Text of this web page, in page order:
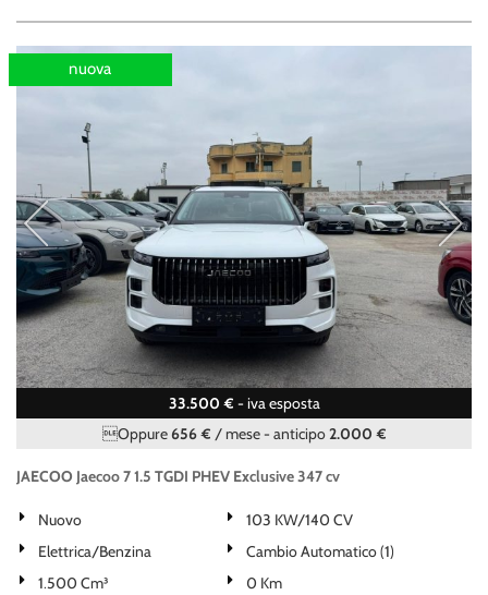
33.500 € - iva esposta
Oppure656 € / mese- anticipo2.000 €
nuova
JAECOO Jaecoo 7 1.5 TGDI PHEV Exclusive 347 cv
Nuovo
103 KW/140 CV
Elettrica/Benzina
Cambio Automatico (1)
1.500 Cm³
0 Km